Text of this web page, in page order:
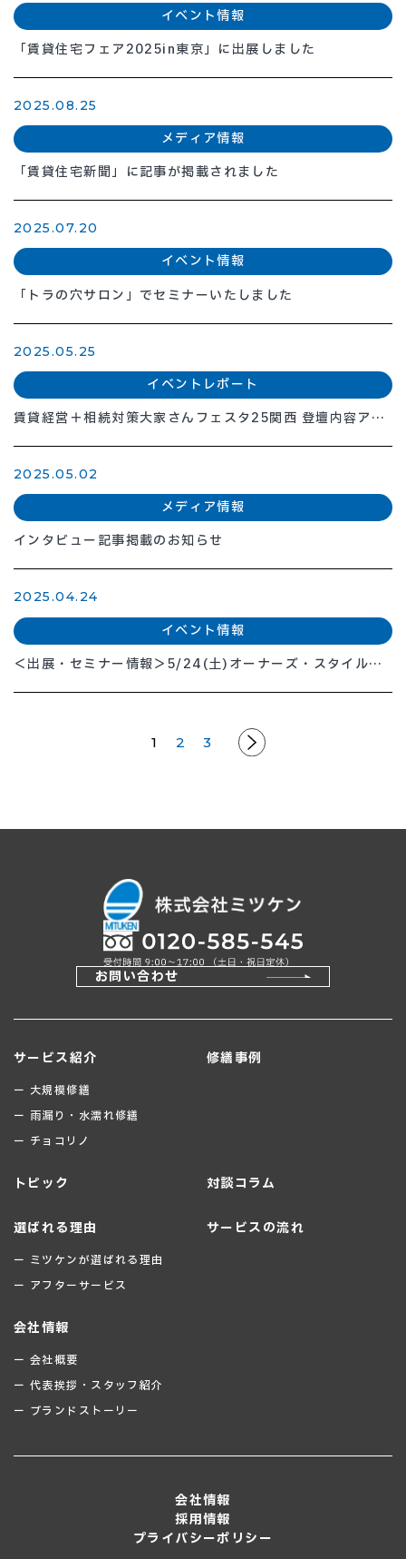
イベント情報
「賃貸住宅フェア2025in東京」に出展しました
2025.08.25
メディア情報
「賃貸住宅新聞」に記事が掲載されました
2025.07.20
イベント情報
「トラの穴サロン」でセミナーいたしました
2025.05.25
イベントレポート
賃貸経営＋相続対策大家さんフェスタ25関西 登壇内容アッ
2025.05.02
メディア情報
インタビュー記事掲載のお知らせ
2025.04.24
イベント情報
＜出展・セミナー情報＞5/24(土)オーナーズ・スタイル主
ー
1 2 3
お問い合わせ
サービス紹介
ー 大規模修繕
ー 雨漏り・水濡れ修繕
ー チョコリノ
修繕事例
トピック 対談コラム
選ばれる理由
ー ミツケンが選ばれる理由
ー アフターサービス
サービスの流れ
会社情報
ー 会社概要
ー 代表挨拶・スタッフ紹介
ー ブランドストーリー
会社情報
採用情報
プライバシーポリシー